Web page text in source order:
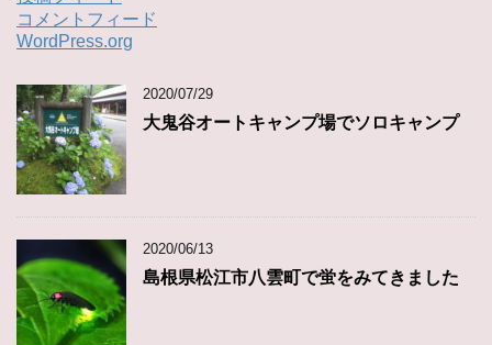
コメントフィード
WordPress.org
2020/07/29
大鬼谷オートキャンプ場でソロキャンプ
2020/06/13
島根県松江市八雲町で蛍をみてきました